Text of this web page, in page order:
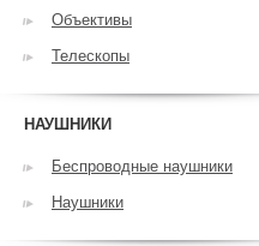
Объективы
Телескопы
НАУШНИКИ
Беспроводные наушники
Наушники